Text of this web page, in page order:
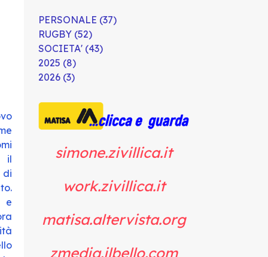
e
PERSONALE (37)
RUGBY (52)
SOCIETA' (43)
2025 (8)
2026 (3)
simone.zivillica.it
work.zivillica.it
matisa.altervista.org
zmedia.ilbello.com